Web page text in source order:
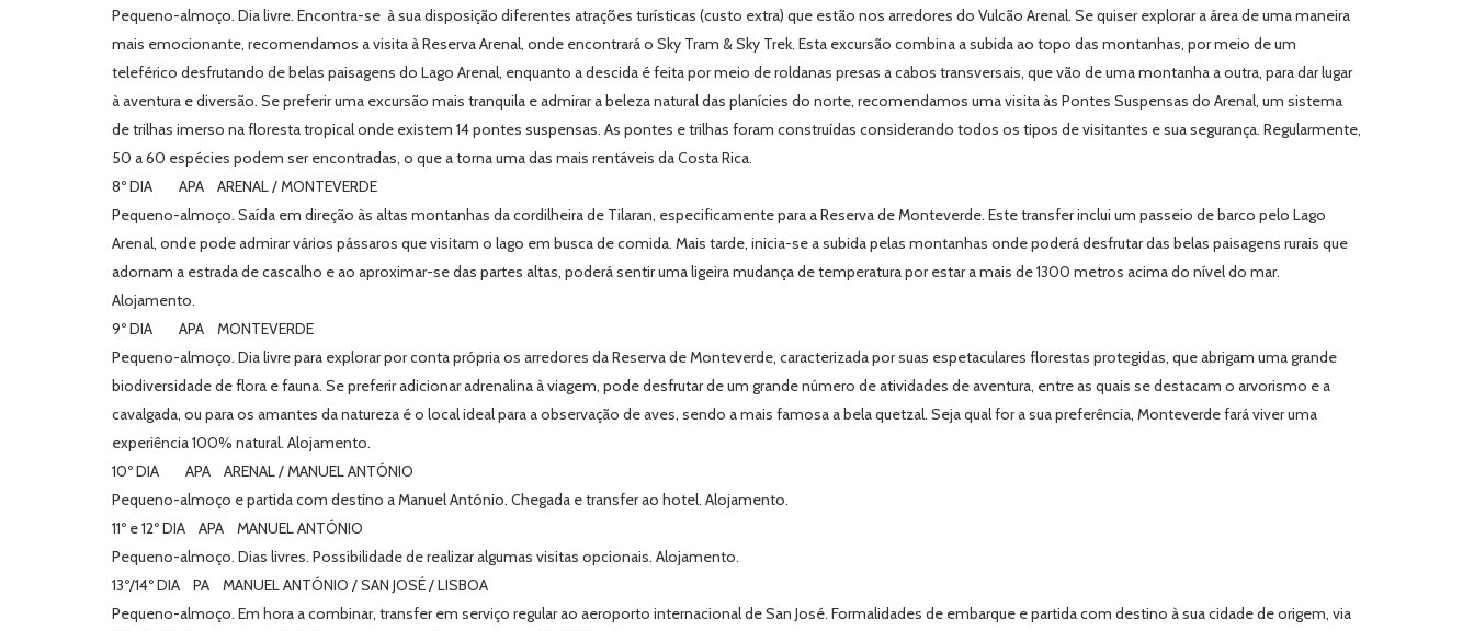
Pequeno-almoço. Dia livre. Encontra-se à sua disposição diferentes atrações turísticas (custo extra) que estão nos arredores do Vulcão Arenal. Se quiser explorar a área de uma maneira
mais emocionante, recomendamos a visita à Reserva Arenal, onde encontrará o Sky Tram & Sky Trek. Esta excursão combina a subida ao topo das montanhas, por meio de um
teleférico desfrutando de belas paisagens do Lago Arenal, enquanto a descida é feita por meio de roldanas presas a cabos transversais, que vão de uma montanha a outra, para dar lugar
à aventura e diversão. Se preferir uma excursão mais tranquila e admirar a beleza natural das planícies do norte, recomendamos uma visita às Pontes Suspensas do Arenal, um sistema
de trilhas imerso na floresta tropical onde existem 14 pontes suspensas. As pontes e trilhas foram construídas considerando todos os tipos de visitantes e sua segurança. Regularmente,
50 a 60 espécies podem ser encontradas, o que a torna uma das mais rentáveis da Costa Rica.
8º DIA APA ARENAL / MONTEVERDE
Pequeno-almoço. Saída em direção às altas montanhas da cordilheira de Tilaran, especificamente para a Reserva de Monteverde. Este transfer inclui um passeio de barco pelo Lago
Arenal, onde pode admirar vários pássaros que visitam o lago em busca de comida. Mais tarde, inicia-se a subida pelas montanhas onde poderá desfrutar das belas paisagens rurais que
adornam a estrada de cascalho e ao aproximar-se das partes altas, poderá sentir uma ligeira mudança de temperatura por estar a mais de 1300 metros acima do nível do mar.
Alojamento.
9º DIA APA MONTEVERDE
Pequeno-almoço. Dia livre para explorar por conta própria os arredores da Reserva de Monteverde, caracterizada por suas espetaculares florestas protegidas, que abrigam uma grande
biodiversidade de flora e fauna. Se preferir adicionar adrenalina à viagem, pode desfrutar de um grande número de atividades de aventura, entre as quais se destacam o arvorismo e a
cavalgada, ou para os amantes da natureza é o local ideal para a observação de aves, sendo a mais famosa a bela quetzal. Seja qual for a sua preferência, Monteverde fará viver uma
experiência 100% natural. Alojamento.
10º DIA APA ARENAL / MANUEL ANTÓNIO
Pequeno-almoço e partida com destino a Manuel António. Chegada e transfer ao hotel. Alojamento.
11º e 12º DIA APA MANUEL ANTÓNIO
Pequeno-almoço. Dias livres. Possibilidade de realizar algumas visitas opcionais. Alojamento.
13º/14º DIA PA MANUEL ANTÓNIO / SAN JOSÉ / LISBOA
Pequeno-almoço. Em hora a combinar, transfer em serviço regular ao aeroporto internacional de San José. Formalidades de embarque e partida com destino à sua cidade de origem, via